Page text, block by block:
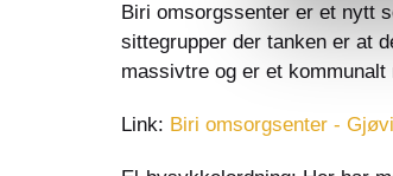
Biri omsorgssenter er et nytt
sittegrupper der tanken er at
massivtre og er et
Link: Biri omsorgsenter -